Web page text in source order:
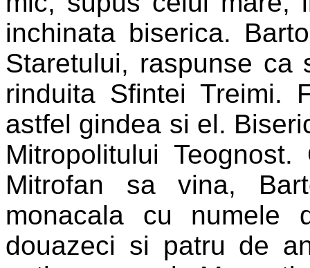
inchinata biserica.
Staretului, raspunse
rinduita Sfintei Treimi.
astfel gindea si el.
Mitropolitului
Mitrofan sa vina,
monacala cu numele
douazeci si patru de